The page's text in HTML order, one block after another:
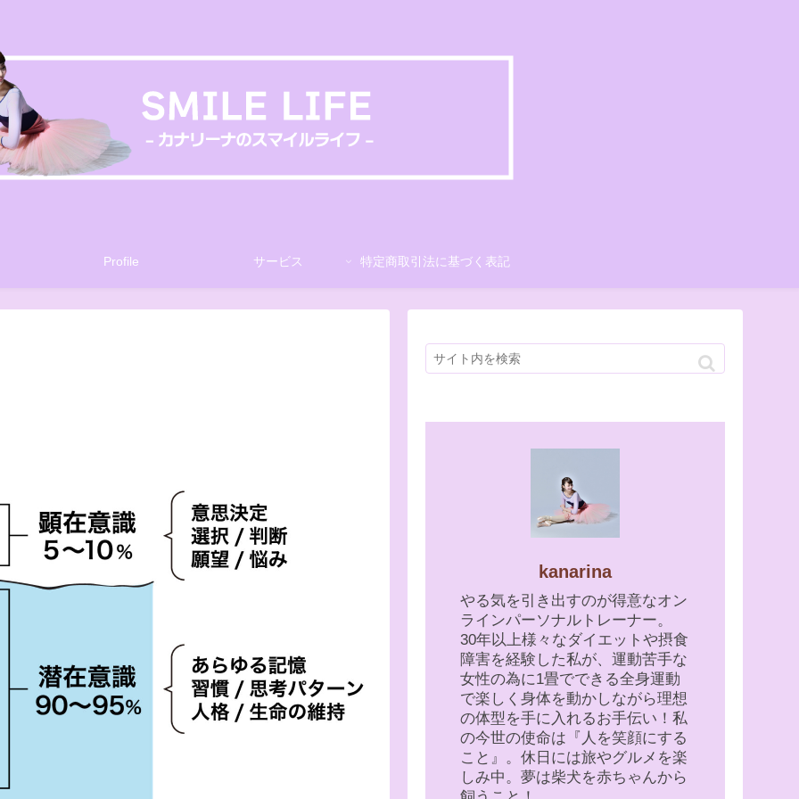
Profile サービス 特定商取引法に基づく表記
kanarina
やる気を引き出すのが得意なオン
ラインパーソナルトレーナー。
30年以上様々なダイエットや摂食
障害を経験した私が、運動苦手な
女性の為に1畳でできる全身運動
で楽しく身体を動かしながら理想
の体型を手に入れるお手伝い！私
の今世の使命は『人を笑顔にする
こと』。休日には旅やグルメを楽
しみ中。夢は柴犬を赤ちゃんから